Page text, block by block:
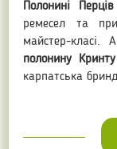
Полонині Перців
ремесел та
майстер-класі.
полонину Кринту
карпатська